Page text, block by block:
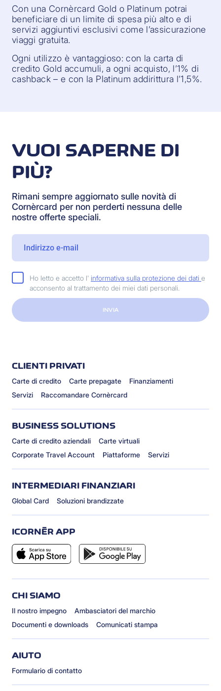
Con una Cornèrcard Gold o Platinum potrai
beneficiare di un limite di spesa più alto e di
servizi aggiuntivi esclusivi come l’assicurazione
viaggi gratuita.
Ogni utilizzo è vantaggioso: con la carta di
credito Gold accumuli, a ogni acquisto, l’1% di
cashback – e con la Platinum addirittura l’1,5%.
VUOI SAPERNE DI
PIÙ?
Rimani sempre aggiornato sulle novità di
Cornèrcard per non perderti nessuna delle
nostre offerte speciali.
Ho letto e accetto l' informativa sulla protezione dei dati e
acconsento al trattamento dei miei dati personali.
INVIA
CLIENTI PRIVATI
Carte di credito Carte prepagate
Finanziamenti
Servizi
Raccomandare Cornèrcard
BUSINESS SOLUTIONS
Carte di credito aziendali
Carte virtuali
Corporate Travel Account
Piattaforme Servizi
INTERMEDIARI FINANZIARI
Global Card Soluzioni brandizzate
ICORNÈR APP
CHI SIAMO
Il nostro impegno
Ambasciatori del marchio
Documenti e downloads
Comunicati stampa
AIUTO
Formulario di contatto